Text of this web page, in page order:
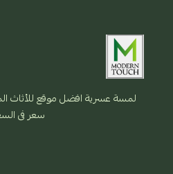
لمسة عسرية افضل موقع للأثاث
سعر فى